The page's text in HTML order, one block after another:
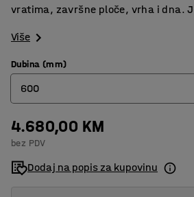
vratima, završne ploče, vrha i dna.
Više
Dubina (mm)
600
450
600
4.680,00 KM
bez PDV
Dodaj na popis za kupovinu